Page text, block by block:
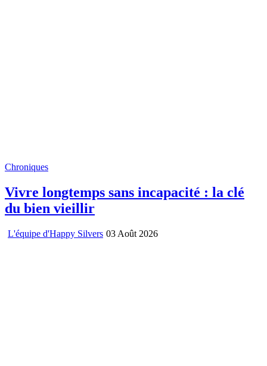
Chroniques
Vivre longtemps sans incapacité : la clé
du bien vieillir
L'équipe d'Happy Silvers 03 Août 2026